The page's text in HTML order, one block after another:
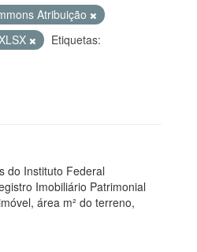
Atribuição
Etiquetas:
do Instituto Federal
Imobiliário Patrimonial
área m² do terreno,